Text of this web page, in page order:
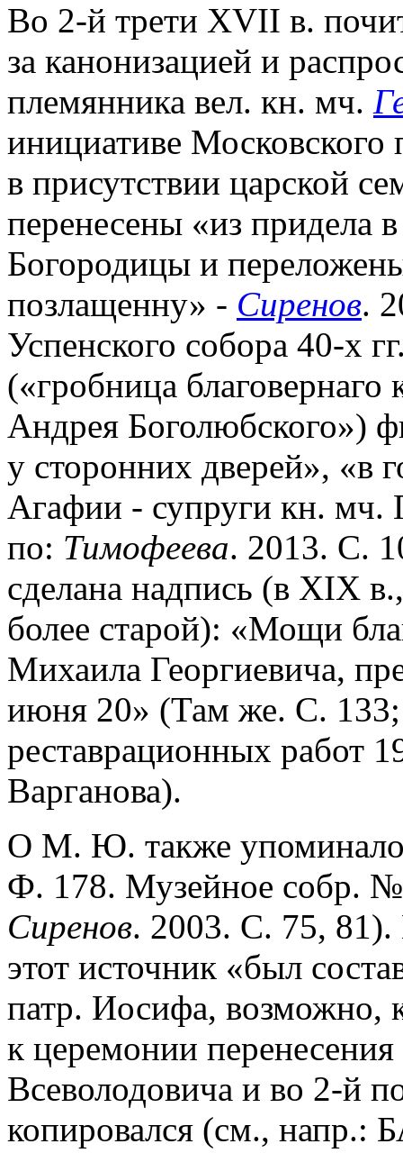
Во 2-й трети XVII в.
за канонизацией и
племянника вел. кн. мч.
инициативе Московского
в присутствии царской
перенесены «из придела
Богородицы и
позлащенну» - Сиренов.
Успенского собора 40-х
(«гробница благовернаго
Андрея Боголюбского»)
у сторонних дверей», «в
Агафии - супруги кн. мч.
по: Тимофеева. 2013. С.
сделана надпись (в XIX
более старой): «Мощи
Михаила Георгиевича,
июня 20» (Там же. С.
реставрационных работ
Варганова).
О М. Ю. также
Ф. 178. Музейное собр.
Сиренов. 2003. С. 75,
этот источник «был
патр. Иосифа, возможно,
к церемонии
Всеволодовича и во 2-й
копировался (см., напр.: